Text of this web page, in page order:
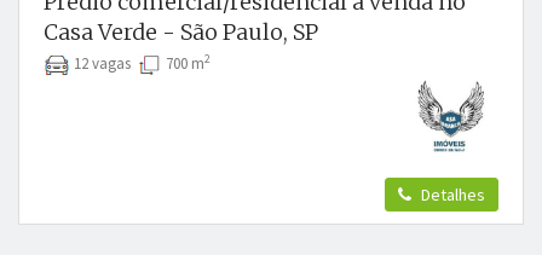
Casa Verde - São Paulo, SP
12 vagas 700 m2
Detalhes